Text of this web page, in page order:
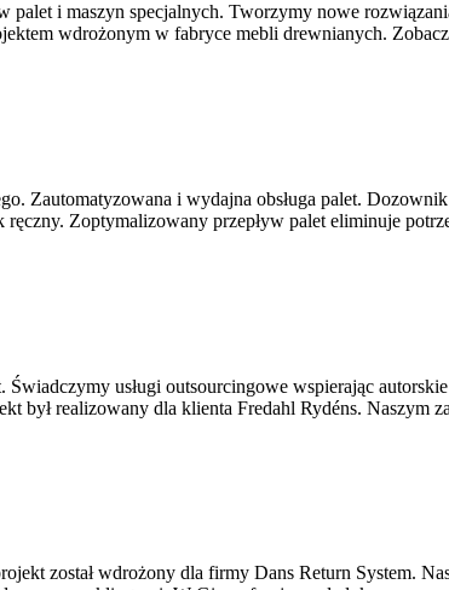
i maszyn specjalnych. Tworzymy nowe
wdrożonym w fabryce mebli drewnianych.
Zautomatyzowana i wydajna obsługa palet.
Zoptymalizowany przepływ palet eliminuje
usługi outsourcingowe wspierając
był realizowany dla klienta Fredahl Rydéns. Naszym
został wdrożony dla firmy Dans Return System.